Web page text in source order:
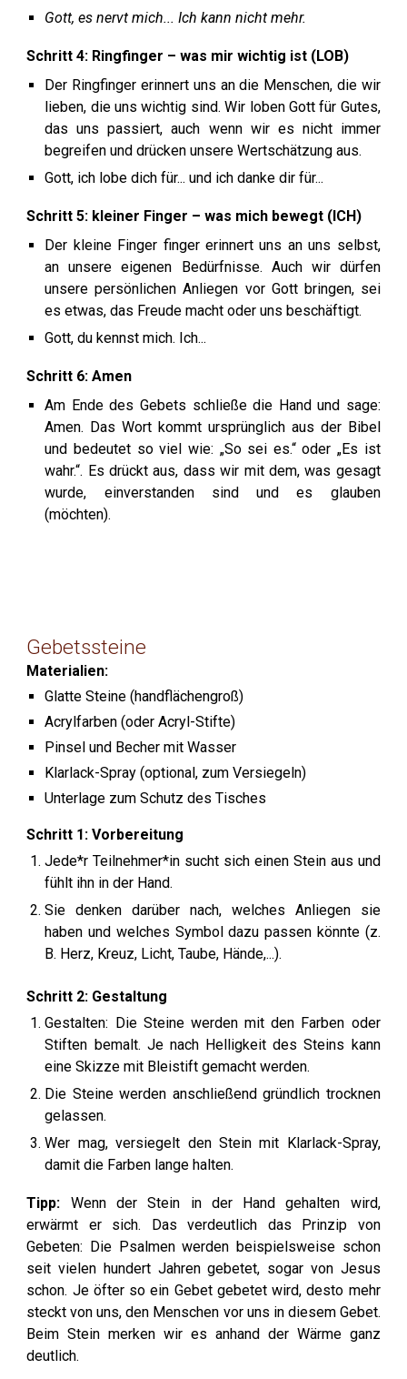
Gott, es nervt mich... Ich kann nicht mehr.
Schritt4: Ringfinger – was mir wichtig ist (LOB)
Der Ringfinger erinnert uns an die Menschen, die wir
lieben, die uns wichtig sind. Wir loben Gott für Gutes,
das uns passiert, auch wenn wir es nicht immer
begreifen und drücken unsere Wertschätzung aus.
Gott, ich lobe dich für... und ich danke dir für...
Schritt5: kleiner Finger – was mich bewegt (ICH)
Der kleine Finger finger erinnert uns an uns selbst,
an unsere eigenen Bedürfnisse. Auch wir dürfen
unsere persönlichen Anliegen vor Gott bringen, sei
es etwas, das Freude macht oder uns beschäftigt.
Gott,du kennst mich. Ich...
Schritt 6:Amen
Am Ende des Gebets schließe die Hand und sage:
Amen. Das Wortkommt ursprünglich aus der Bibel
und bedeutet so viel wie: „So sei es.“ oder „Es ist
wahr.“. Es drückt aus, dass wir mit dem, was gesagt
wurde, einverstanden sind und es glauben
(möchten).
Gebetssteine
Materialien:
Glatte Steine (handflächengroß)
Acrylfarben (oder Acryl-Stifte)
Pinsel und Becher mit Wasser
Klarlack-Spray (optional, zum Versiegeln)
Unterlage zum Schutz des Tisches
Schritt 1:Vorbereitung
Jede*r Teilnehmer*in sucht sich einen Stein aus und
fühlt ihn in der Hand.
Sie denken darüber nach, welches Anliegen sie
haben und welches Symbol dazu passen könnte (z.
B. Herz, Kreuz, Licht, Taube, Hände,...).
Schritt 2: Gestaltung
Gestalten: Die Steine werden mit den Farben oder
Stiften bemalt. Je nach Helligkeit des Steins kann
eine Skizze mit Bleistift gemacht werden.
Die Steine werden anschließend gründlich trocknen
gelassen.
Wer mag, versiegelt den Stein mit Klarlack-Spray,
damit die Farben lange halten.
Tipp: Wenn der Stein in der Hand gehalten wird,
erwärmt er sich. Das verdeutlich das Prinzip von
Gebeten: Die Psalmen werden beispielsweise schon
seit vielen hundert Jahren gebetet, sogar von Jesus
schon. Je öfter so ein Gebet gebetet wird, desto mehr
steckt von uns, den Menschen vor uns in diesem Gebet.
Beim Stein merken wir es anhand der Wärme ganz
deutlich.